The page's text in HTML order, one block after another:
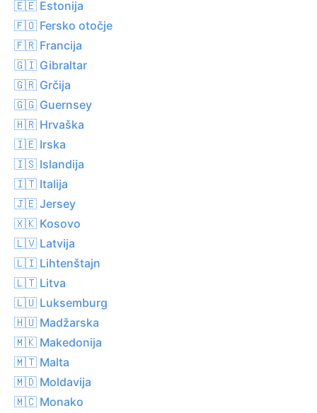
🇪🇪 Estonija
🇫🇴 Fersko otočje
🇫🇷 Francija
🇬🇮 Gibraltar
🇬🇷 Grčija
🇬🇬 Guernsey
🇭🇷 Hrvaška
🇮🇪 Irska
🇮🇸 Islandija
🇮🇹 Italija
🇯🇪 Jersey
🇽🇰 Kosovo
🇱🇻 Latvija
🇱🇮 Lihtenštajn
🇱🇹 Litva
🇱🇺 Luksemburg
🇭🇺 Madžarska
🇲🇰 Makedonija
🇲🇹 Malta
🇲🇩 Moldavija
🇲🇨 Monako